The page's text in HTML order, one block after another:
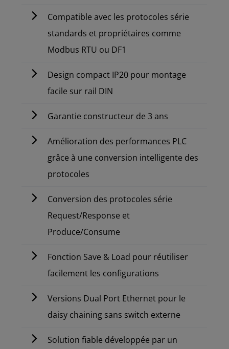
Compatible avec les protocoles série
standards et propriétaires comme
Modbus RTU ou DF1
Design compact IP20 pour montage
facile sur rail DIN
Garantie constructeur de 3 ans
Amélioration des performances PLC
grâce à une conversion intelligente des
protocoles
Conversion des protocoles série
Request/Response et
Produce/Consume
Fonction Save & Load pour réutiliser
facilement les configurations
Versions Dual Port Ethernet pour le
daisy chaining sans switch externe
Solution fiable développée par un